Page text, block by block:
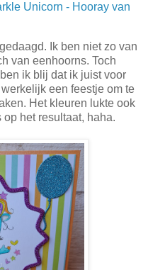
Unicorn - Hooray van
Ik ben niet zo van
van eenhoorns. Toch
ik blij dat ik juist voor
een feestje om te
Het kleuren lukte ook
op het resultaat, haha.